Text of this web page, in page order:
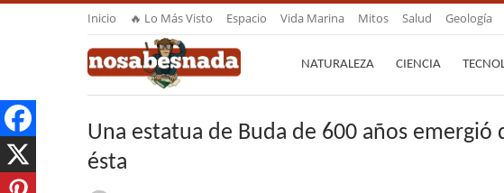
Inicio 🔥 Lo Más Visto Espacio Vida Marina Mitos Salud Geología
NATURALEZA CIENCIA
Una estatua de Buda de 600 años emergió
ésta